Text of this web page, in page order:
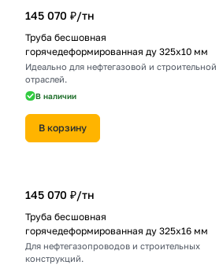
145 070 ₽/тн
Труба бесшовная
горячедеформированная ду 325х10 мм
Идеально для нефтегазовой и строительной
отраслей.
В наличии
В корзину
145 070 ₽/тн
Труба бесшовная
горячедеформированная ду 325х16 мм
Для нефтегазопроводов и строительных
конструкций.